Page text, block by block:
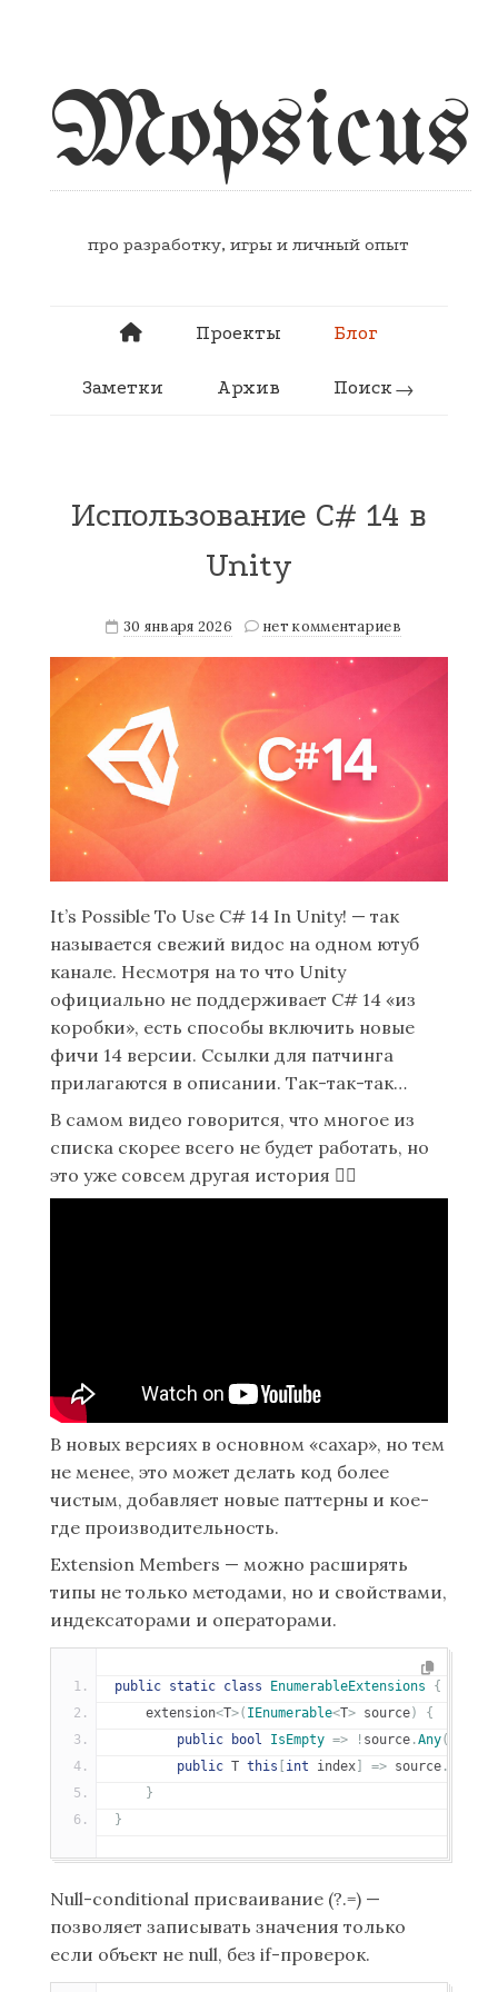
Mopsicus
про разработку, игры и личный опыт
Проекты Блог
Заметки Архив Поиск
Использование C# 14 в
Unity
30 января 2026 нет комментариев
It’s Possible To Use C# 14 In Unity! — так
называется свежий видос на одном ютуб
канале. Несмотря на то что Unity
официально не поддерживает C# 14 «из
коробки», есть способы включить новые
фичи 14 версии. Ссылки для патчинга
прилагаются в описании. Так-так-так…
В самом видео говорится, что многое из
списка скорее всего не будет работать, но
это уже совсем другая история 😶‍🌫️
В новых версиях в основном «сахар», но тем
не менее, это может делать код более
чистым, добавляет новые паттерны и кое-
где производительность.
Extension Members — можно расширять
типы не только методами, но и свойствами,
индексаторами и операторами.
public static class EnumerableExtensions
{
    extension
<T>( IEnumerable<T> source)
{
public
bool IsEmpty => ! source.Any();
public T this int index] => source.
}
}
Null-conditional присваивание (?.=) —
позволяет записывать значения только
если объект не null, без if-проверок.